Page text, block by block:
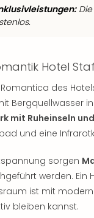
Die
Hotel
des
Bergquellwasser
mit Ruheinseln
und eine
sorgen
werden. Ein
ist mit
bleiben kannst.